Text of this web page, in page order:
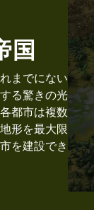
国
までにない
る驚きの光
都市は複数
形を最大限
を建設でき